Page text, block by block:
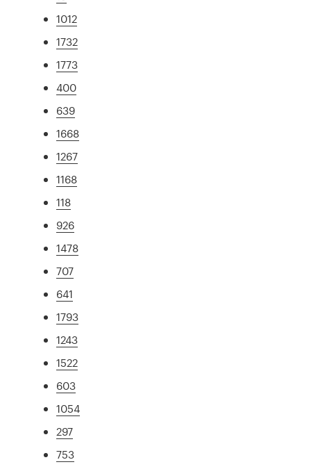
1012
1732
1773
400
639
1668
1267
1168
118
926
1478
707
641
1793
1243
1522
603
1054
297
753